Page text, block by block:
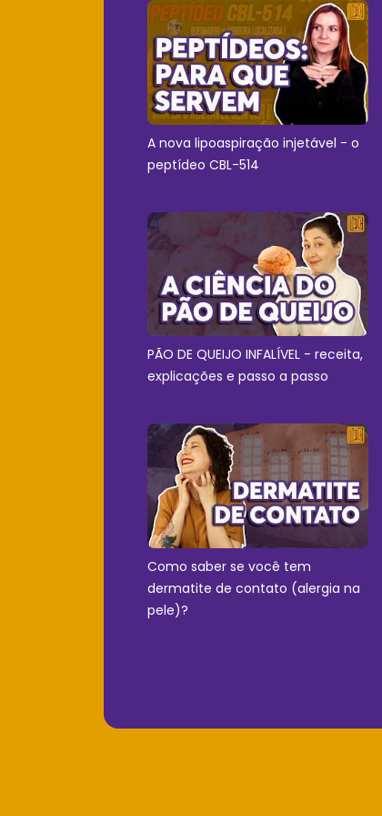
A nova lipoaspiração injetável - o
peptídeo CBL-514
PÃO DE QUEIJO INFALÍVEL - receita,
explicações e passo a passo
Como saber se você tem
dermatite de contato (alergia na
pele)?